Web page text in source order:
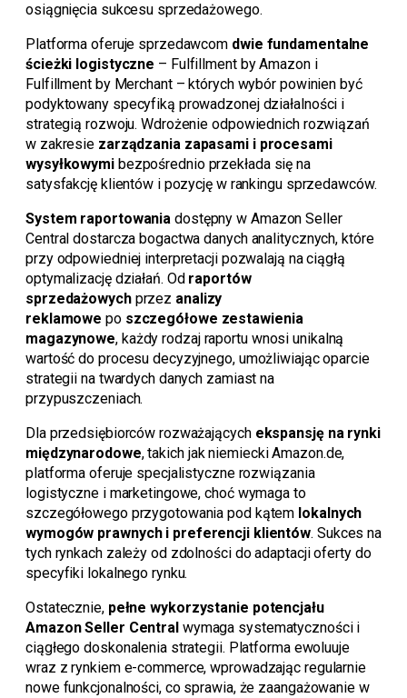
osiągnięcia sukcesu sprzedażowego.
Platforma oferuje sprzedawcom dwie fundamentalne
ścieżki logistyczne – Fulfillment by Amazon i
Fulfillment by Merchant – których wybór powinien być
podyktowany specyfiką prowadzonej działalności i
strategią rozwoju. Wdrożenie odpowiednich rozwiązań
w zakresie zarządzania zapasami i procesami
wysyłkowymibezpośrednio przekłada się na
satysfakcję klientów i pozycję w rankingu sprzedawców.
System raportowania dostępny w Amazon Seller
Central dostarcza bogactwa danych analitycznych, które
przy odpowiedniej interpretacji pozwalają na ciągłą
optymalizację działań. Od raportów
sprzedażowychprzez analizy
reklamowe po szczegółowe zestawienia
magazynowe, każdy rodzaj raportu wnosi unikalną
wartość do procesu decyzyjnego, umożliwiając oparcie
strategii na twardych danych zamiast na
przypuszczeniach.
Dla przedsiębiorców rozważających ekspansję na rynki
międzynarodowe, takich jak niemiecki Amazon.de,
platforma oferuje specjalistyczne rozwiązania
logistyczne i marketingowe, choć wymaga to
szczegółowego przygotowania pod kątem lokalnych
wymogów prawnych i preferencji klientów. Sukces na
tych rynkach zależy od zdolności do adaptacji oferty do
specyfiki lokalnego rynku.
Ostatecznie, pełne wykorzystanie potencjału
Amazon Seller Central wymaga systematyczności i
ciągłego doskonalenia strategii. Platforma ewoluuje
wraz z rynkiem e-commerce, wprowadzając regularnie
nowe funkcjonalności, co sprawia, że zaangażowanie w